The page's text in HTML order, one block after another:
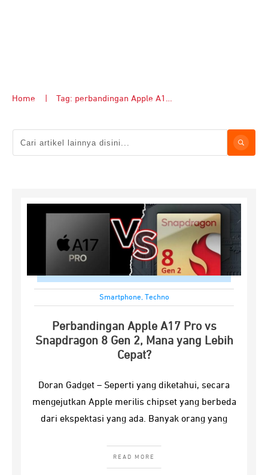
Home Tag: perbandingan Apple A17 Pro vs Snapdragon 8 Gen 2
Smartphone, Techno
Perbandingan Apple A17 Pro vs
Snapdragon 8 Gen 2, Mana yang Lebih
Cepat?
Doran Gadget – Seperti yang diketahui, secara
mengejutkan Apple merilis chipset yang berbeda
dari ekspektasi yang ada. Banyak orang yang
READ MORE